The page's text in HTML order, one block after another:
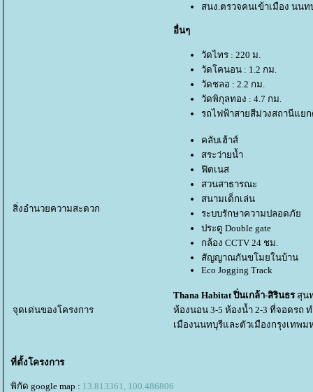
สนง.ตรวจคนเข้าเมือง นนท
อื่นๆ
วัดไทร : 220 ม.
วัดโคนอน : 1.2 กม.
วัดชลอ : 2.2 กม.
วัดพิกุลทอง : 4.7 กม.
รถไฟฟ้าสายสีม่วงสถานีแย
สิ่งอำนวยความสะดวก
คลับเฮ้าส์
สระว่ายน้ำ
ฟิตเนส
สวนสาธารณะ
สนามเด็กเล่น
ระบบรักษาความปลอดภั
ประตู Double gate
กล้อง CCTV 24 ชม.
สัญญาณกันขโมยในบ้าน
Eco Jogging Track
จุดเด่นของโครงการ
Thana Habitat ปิ่นเกล้า-สิรินธรสุน
ห้องนอน 3-5 ห้องน้ำ 2-3 ที่จอดรถ
เมืองนนทบุรีและตัวเมืองกรุงเทพม
ที่ตั้งโครงการ
พิกัด google map : 13.813361, 100.486806